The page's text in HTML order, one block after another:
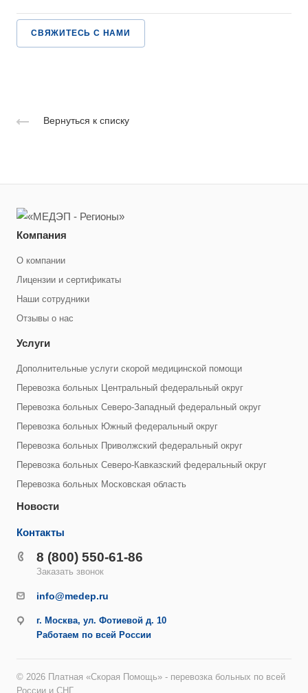
СВЯЖИТЕСЬ С НАМИ
Вернуться к списку
Компания
О компании
Лицензии и сертификаты
Наши сотрудники
Отзывы о нас
Услуги
Дополнительные услуги скорой медицинской помощи
Перевозка больных Центральный федеральный округ
Перевозка больных Северо-Западный федеральный округ
Перевозка больных Южный федеральный округ
Перевозка больных Приволжский федеральный округ
Перевозка больных Северо-Кавказский федеральный округ
Перевозка больных Московская область
Новости
Контакты
8 (800) 550-61-86
Заказать звонок
info@medep.ru
г. Москва, ул. Фотиевой д. 10
Работаем по всей России
© 2026 Платная «Скорая Помощь» - перевозка больных по всей
России и СНГ